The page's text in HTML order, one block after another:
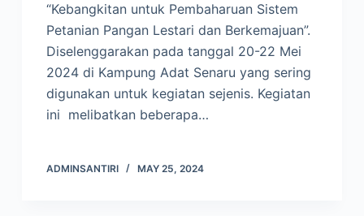
“Kebangkitan untuk Pembaharuan Sistem
Petanian Pangan Lestari dan Berkemajuan”.
Diselenggarakan pada tanggal 20-22 Mei
2024 di Kampung Adat Senaru yang sering
digunakan untuk kegiatan sejenis. Kegiatan
ini melibatkan beberapa…
ADMINSANTIRI MAY 25, 2024